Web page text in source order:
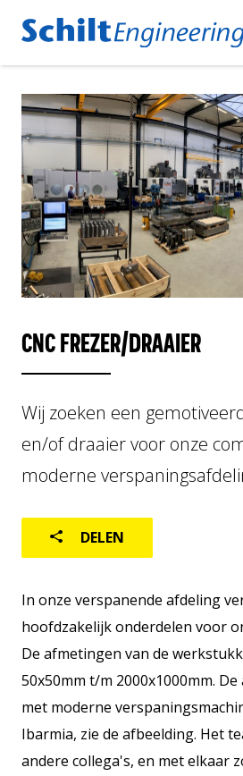
Producten
BETONSTAAL KNIP- EN
BETONSTAAL SCHAARLIJNEN
BETONSTAAL DUBBELBUIGER
FABRIEKSAUTOMATISERING
LOGISTIEK
GEBRUIKTE MACHINES
Home
Over ons
Wereldwijd
Aftersales
CNC FREZER/DRAAIER
Wij zoeken een
en/of draaier voor onze
moderne
DELEN
In onze verspanende afdeling
hoofdzakelijk onderdelen voor
De afmetingen van de
50x50mm t/m 2000x1000mm.
met moderne
Ibarmia, zie de afbeelding. Het
andere collega's, en met elkaar